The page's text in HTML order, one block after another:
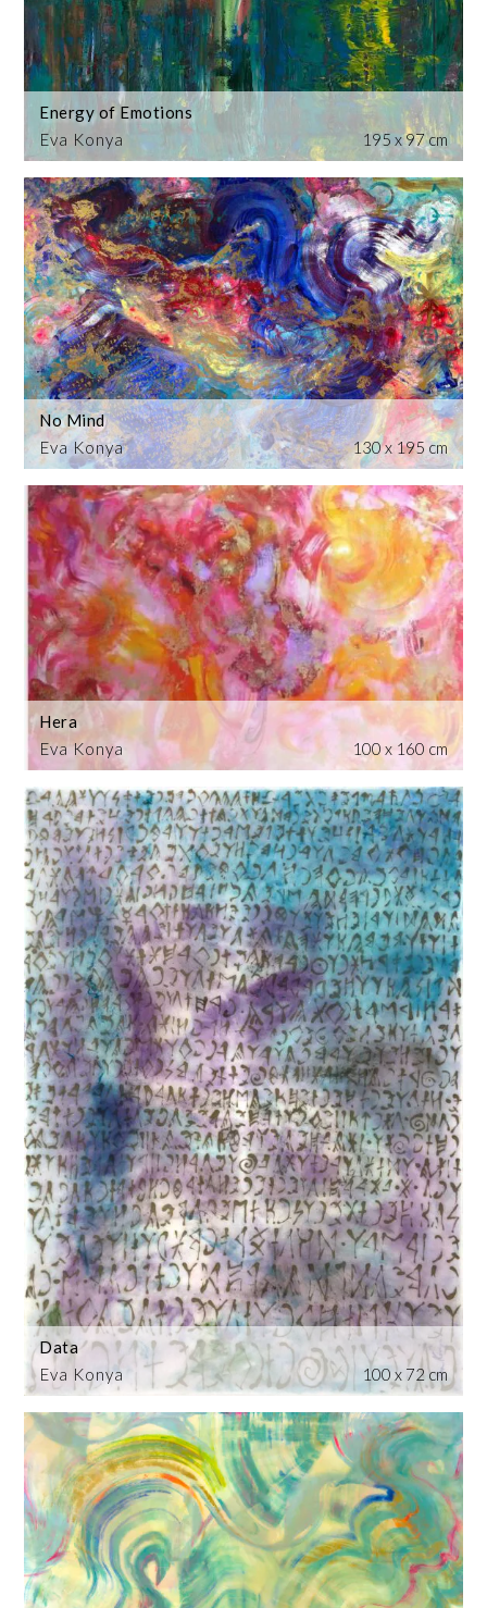
Eva Konya
Energy of Emotions
195 x 97 cm
Eva Konya
No Mind
130 x 195 cm
Eva Konya
Hera
100 x 160 cm
Eva Konya
Data
100 x 72 cm